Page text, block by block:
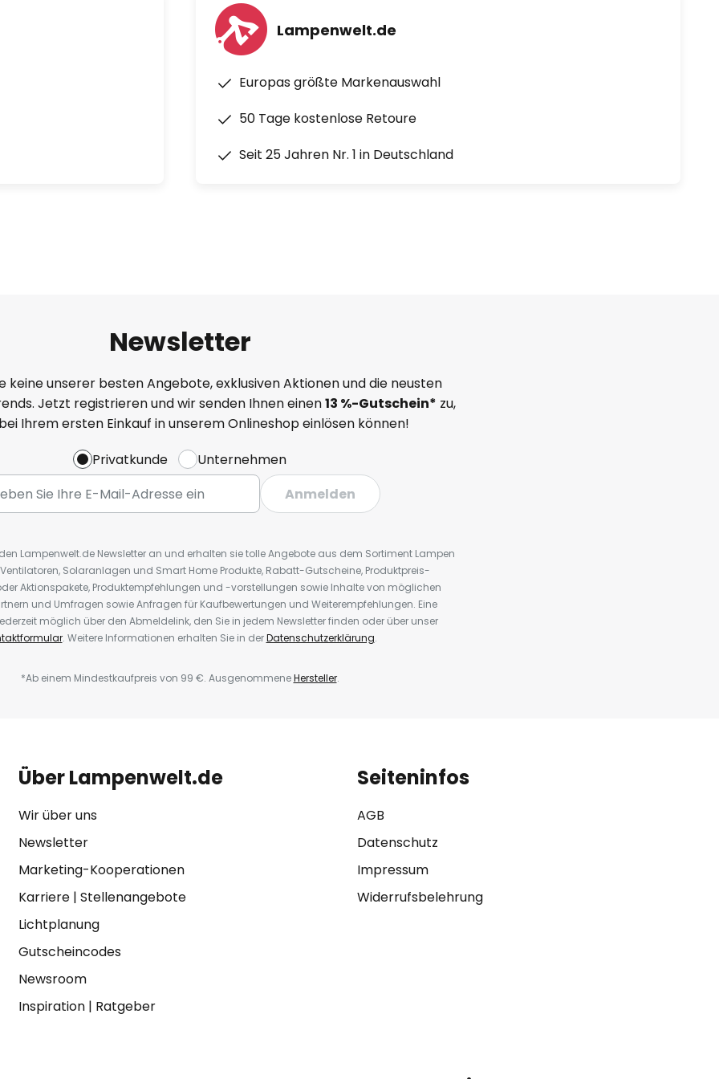
Lampenwelt.de
Europas größte Markenauswahl
50 Tage kostenlose Retoure
Seit 25 Jahren Nr. 1 in Deutschland
Newsletter
keine unserer besten Angebote, exklusiven Aktionen und die neusten
Jetzt registrieren und wir senden Ihnen einen13 %-Gutschein* zu,
Ihrem ersten Einkauf in unserem Onlineshop einlösen können!
Privatkunde
Unternehmen
Anmelden
Lampenwelt.de Newsletter an und erhalten sie tolle Angebote aus dem Sortiment Lampen
Solaranlagen und Smart Home Produkte, Rabatt-Gutscheine, Produktpreis-
Aktionspakete, Produktempfehlungen und -vorstellungen sowie Inhalte von möglichen
und Umfragen sowie Anfragen für Kaufbewertungen und Weiterempfehlungen. Eine
möglich über den Abmeldelink, den Sie in jedem Newsletter finden oder über unser
. Weitere Informationen erhalten Sie in derDatenschutzerklärung.
*Ab einem Mindestkaufpreis von 99 €. AusgenommeneHersteller.
Über Lampenwelt.de
Wir über uns
Newsletter
Marketing-Kooperationen
Karriere| Stellenangebote
Lichtplanung
Gutscheincodes
Newsroom
Inspiration| Ratgeber
Seiteninfos
AGB
Datenschutz
Impressum
Widerrufsbelehrung